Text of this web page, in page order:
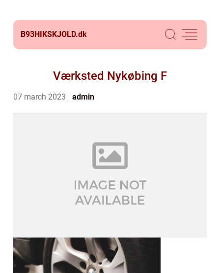
B93HIKSKJOLD.dk
Værksted Nykøbing F
07 march 2023 admin